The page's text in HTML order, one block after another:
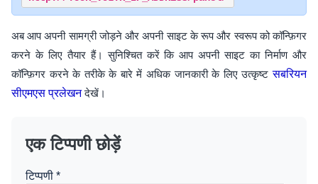
अब आप अपनी सामग्री जोड़ने और अपनी साइट के रूप और स्वरूप को कॉन्फ़िगर
करने के लिए तैयार हैं। सुनिश्चित करें कि आप अपनी साइट का निर्माण और
कॉन्फ़िगर करने के तरीके के बारे में अधिक जानकारी के लिए उत्कृष्टसबरियन
सीएमएस प्रलेखनदेखें।
एक टिप्पणी छोड़ें
टिप्पणी *